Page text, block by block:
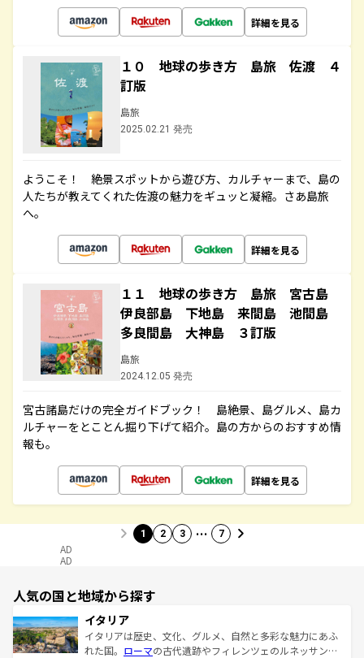
詳細を見る
１０ 地球の歩き方 島旅 佐渡 ４
訂版
島旅
2025.02.21 発売
ようこそ！ 絶景スポットから遊び方、カルチャーまで、島の
人たちが教えてくれた佐渡の魅力をギュッと凝縮。さあ島旅
へ。
詳細を見る
１１ 地球の歩き方 島旅 宮古島
伊良部島 下地島 来間島 池間島
多良間島 大神島 ３訂版
島旅
2024.12.05 発売
宮古諸島だけの完全ガイドブック！ 島絶景、島グルメ、島カ
ルチャーをとことん掘り下げて紹介。島の方からのおすすめ情
報も。
詳細を見る
1 2 3 … 7
AD
AD
人気の国と地域から探す
イタリア
イタリアは歴史、文化、グルメ、自然と多彩な魅力にあふ
れた国。 ローマの古代遺跡やフィレンツェのルネッサンス